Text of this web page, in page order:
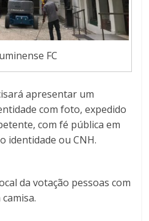
FC
apresentar um
com foto, expedido
com fé pública em
identidade ou CNH.
da votação pessoas com